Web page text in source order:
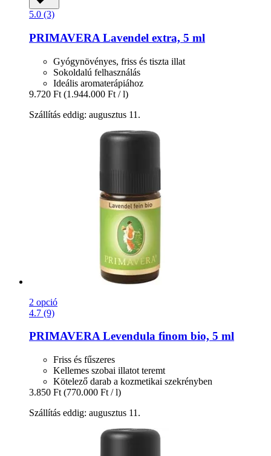
5.0 (3)
PRIMAVERA Lavendel extra, 5 ml
Gyógynövényes, friss és tiszta illat
Sokoldalú felhasználás
Ideális aromaterápiához
9.720 Ft (1.944.000 Ft / l)
Szállítás eddig: augusztus 11.
2 opció
4.7 (9)
PRIMAVERALevendula finom bio, 5 ml
Friss és fűszeres
Kellemes szobai illatot teremt
Kötelező darab a kozmetikai szekrényben
3.850 Ft (770.000 Ft / l)
Szállítás eddig: augusztus 11.